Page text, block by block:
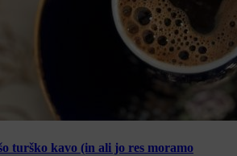
turško kavo (in ali jo res moramo